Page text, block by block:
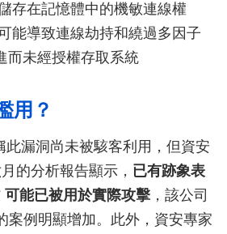
存在記憶體中的機敏連線權
能導致連線劫持和繞過多因子
而未經授權存取系統
用？
此漏洞尚未被駭客利用，但資安
的分析報告顯示， 已有跡象表
能已被用於實際攻擊，該公司
案例明顯增加。此外，資安專家